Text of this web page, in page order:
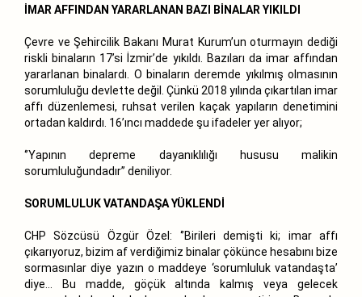
İMAR AFFINDAN YARARLANAN BAZI BİNALAR YIKILDI
Çevre ve Şehircilik Bakanı Murat Kurum’un oturmayın dediği
riskli binaların 17’si İzmir’de yıkıldı. Bazıları da imar affından
yararlanan binalardı. O binaların deremde yıkılmış olmasının
sorumluluğu devlette değil. Çünkü 2018 yılında çıkartılan imar
affı düzenlemesi, ruhsat verilen kaçak yapıların denetimini
ortadan kaldırdı. 16’ıncı maddede şu ifadeler yer alıyor;
‘’Yapının depreme dayanıklılığı hususu malikin
sorumluluğundadır’’ deniliyor.
SORUMLULUK VATANDAŞA YÜKLENDİ
CHP Sözcüsü Özgür Özel: ‘’Birileri demişti ki; imar affı
çıkarıyoruz, bizim af verdiğimiz binalar çökünce hesabını bize
sormasınlar diye yazın o maddeye ‘sorumluluk vatandaşta’
diye… Bu madde, göçük altında kalmış veya gelecek